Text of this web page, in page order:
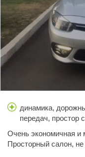
динамика,
передач, простор
Очень экономичная и
Просторный салон, не